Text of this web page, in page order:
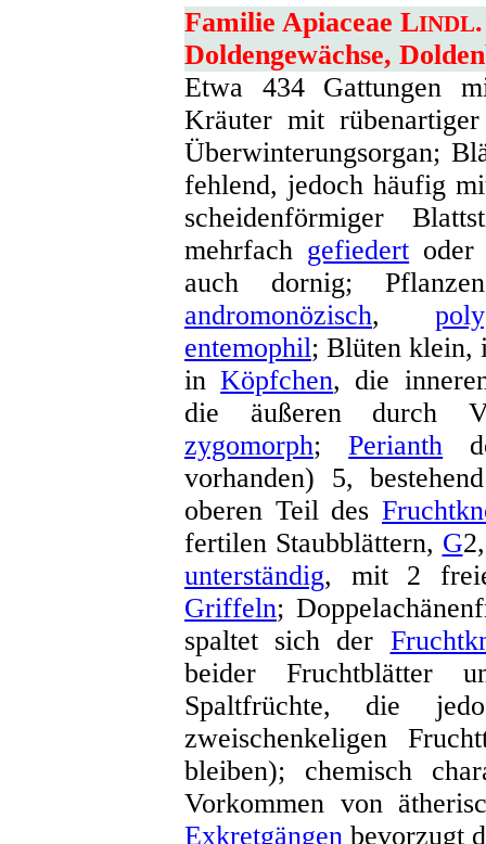
Familie Apiaceae LINDL
Doldengewächse,
Etwa 434 Gattungen
Kräuter mit
Überwinterungsorgan;
fehlend, jedoch häufig
scheidenförmiger
mehrfach gefiedert
auch dornig;
andromonözisch,
entemophil; Blüten
inKöpfchen, die
die äußeren durch
zygomorph;Perianth
vorhanden) 5,
oberen Teil des
fertilen Staubblättern, G
unterständig, mit 2
Griffeln;
spaltet sich der
beider Fruchtblätter
Spaltfrüchte, die
zweischenkeligen
bleiben); chemisch
Vorkommen von
Exkretgängen bevorzugt